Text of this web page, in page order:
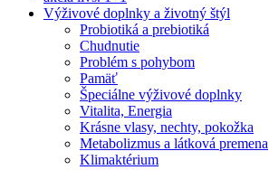
Výživové doplnky a životný štýl
Probiotiká a prebiotiká
Chudnutie
Problém s pohybom
Pamäť
Špeciálne výživové doplnky
Vitalita, Energia
Krásne vlasy, nechty, pokožka
Metabolizmus a látková premena
Klimaktérium